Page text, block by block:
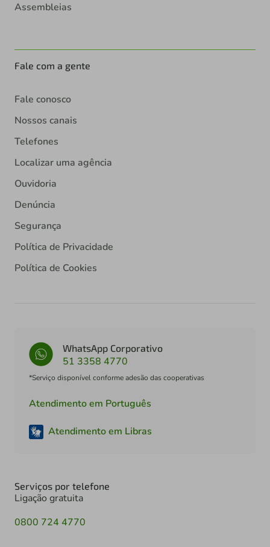
Assembleias
Fale com a gente
Fale conosco
Nossos canais
Telefones
Localizar uma agência
Ouvidoria
Denúncia
Segurança
Política de Privacidade
Política de Cookies
WhatsApp Corporativo
51 3358 4770
*Serviço disponível conforme adesão das cooperativas
Atendimento em Português
Atendimento em Libras
Serviços por telefone
Ligação gratuita
0800 724 4770